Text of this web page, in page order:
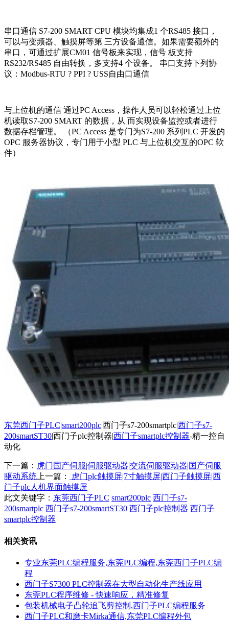
串口通信 S7-200 SMART CPU 模块均集成1 个RS485 接口，
可以与变频器、触摸屏等第 三方设备通信。如果需要额外的
串口，可通过扩展CM01 信号板来实现，信号 板支持
RS232/RS485 自由转换，多支持4 个设备。 串口支持下列协
议：Modbus-RTU ? PPI ? USS自由口通信
与上位机的通信 通过PC Access，操作人员可以轻松通过上位
机读取S7-200 SMART 的数据，从 而实现设备监控或者进行
数据存档管理。 （PC Access 是专门为S7-200 系列PLC 开发的
OPC 服务器协议，专门用于小型 PLC 与上位机交互的OPC 软
件）
东莞西门子PLC smart200plc |西门子s7-200smartplc| 西门子s7-
200smartST30 |西门子plc控制器| 西门子smartplc控制器-精一控自
动化
下一篇： 虎门国产伺服|伺服驱动器|交流伺服驱动器|国产伺服
驱动系统上一篇：
虎门plc触摸屏|7寸触摸屏|西门子触摸屏|西
门子plc人机界面触摸屏
此文关键字： 东莞西门子PLC smart200plc 西门子s7-
200smartplc 西门子s7-200smartST30 西门子plc控制器 西门子
smartplc控制器
相关资讯
专业东莞PLC编程服务,东莞PLC编程,东莞西门子PLC编
程
西门子S7300 PLC控制器在大型自动化生产线应用
东莞PLC程序维修 - 快速响应，精准修复
包装机械电子凸轮追飞剪控制,西门子PLC编程服务
西门子PLC和磨卡Mirka通信,东莞PLC编程外包